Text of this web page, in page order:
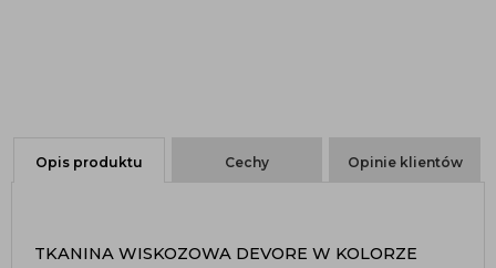
Opis produktu Cechy Opinie klientów
TKANINA WISKOZOWA DEVORE W KOLORZE